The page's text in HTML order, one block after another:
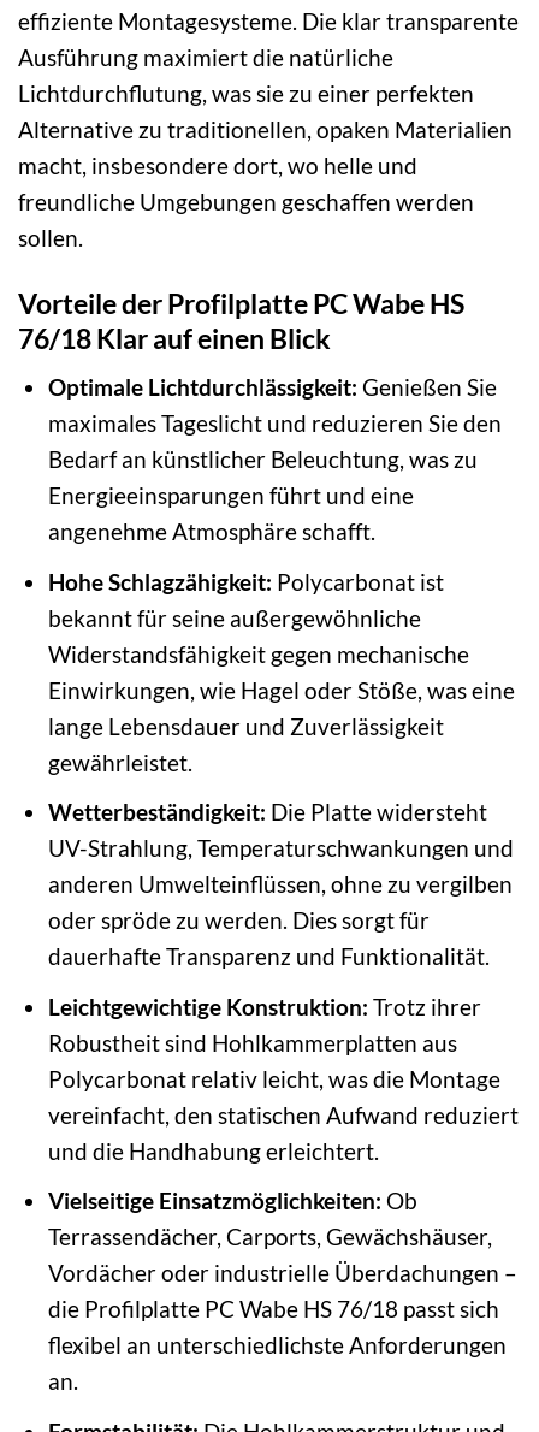
effiziente Montagesysteme. Die klar transparente
Ausführung maximiert die natürliche
Lichtdurchflutung, was sie zu einer perfekten
Alternative zu traditionellen, opaken Materialien
macht, insbesondere dort, wo helle und
freundliche Umgebungen geschaffen werden
sollen.
Vorteile der Profilplatte PC Wabe HS
76/18 Klar auf einen Blick
Optimale Lichtdurchlässigkeit: Genießen Sie
maximales Tageslicht und reduzieren Sie den
Bedarf an künstlicher Beleuchtung, was zu
Energieeinsparungen führt und eine
angenehme Atmosphäre schafft.
Hohe Schlagzähigkeit: Polycarbonat ist
bekannt für seine außergewöhnliche
Widerstandsfähigkeit gegen mechanische
Einwirkungen, wie Hagel oder Stöße, was eine
lange Lebensdauer und Zuverlässigkeit
gewährleistet.
Wetterbeständigkeit: Die Platte widersteht
UV-Strahlung, Temperaturschwankungen und
anderen Umwelteinflüssen, ohne zu vergilben
oder spröde zu werden. Dies sorgt für
dauerhafte Transparenz und Funktionalität.
Leichtgewichtige Konstruktion: Trotz ihrer
Robustheit sind Hohlkammerplatten aus
Polycarbonat relativ leicht, was die Montage
vereinfacht, den statischen Aufwand reduziert
und die Handhabung erleichtert.
Vielseitige Einsatzmöglichkeiten: Ob
Terrassendächer, Carports, Gewächshäuser,
Vordächer oder industrielle Überdachungen –
die Profilplatte PC Wabe HS 76/18 passt sich
flexibel an unterschiedlichste Anforderungen
an.